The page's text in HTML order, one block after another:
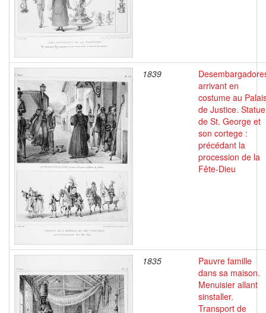
1839
arrivant en
costume au
de Justice. Statue
de St. George et
son cortege :
précédant la
procession de la
Fête-Dieu
1835
Pauvre famille
dans sa maison.
Menuisier allant
sinstaller.
Transport de